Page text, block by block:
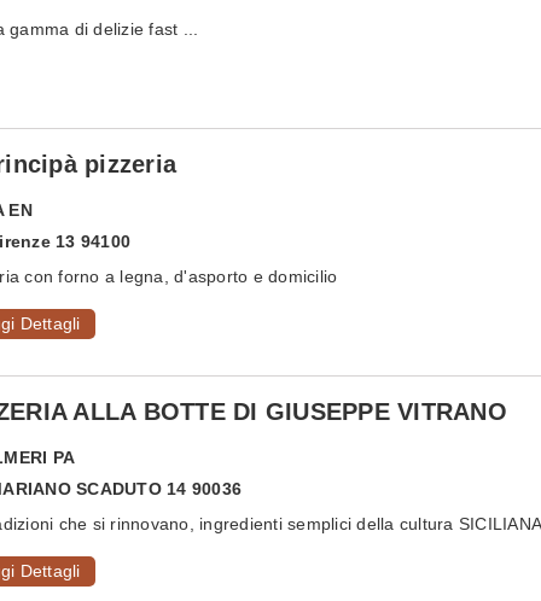
di delizie fast ...
pizzeria
EN
13 94100
con forno a legna, d'asporto e domicilio
Dettagli
ALLA BOTTE DI GIUSEPPE VITRANO
PA
SCADUTO 14 90036
che si rinnovano, ingredienti semplici della cultura
Dettagli